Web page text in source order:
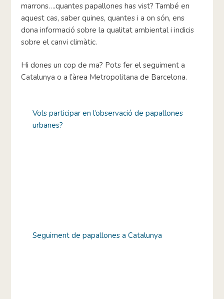
marrons….quantes papallones has vist? També en
aquest cas, saber quines, quantes i a on són, ens
dona informació sobre la qualitat ambiental i indicis
sobre el canvi climàtic.
Hi dones un cop de ma? Pots fer el seguiment a
Catalunya o a l’àrea Metropolitana de Barcelona.
Vols participar en l’observació de papallones
urbanes?
Seguiment de papallones a Catalunya